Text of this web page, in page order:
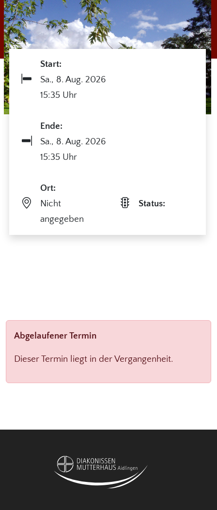
Start:
Sa., 8. Aug. 2026
15:35 Uhr
Ende:
Sa., 8. Aug. 2026
15:35 Uhr
Ort:
Nicht
angegeben
Status:
Abgelaufener Termin
Dieser Termin liegt in der Vergangenheit.